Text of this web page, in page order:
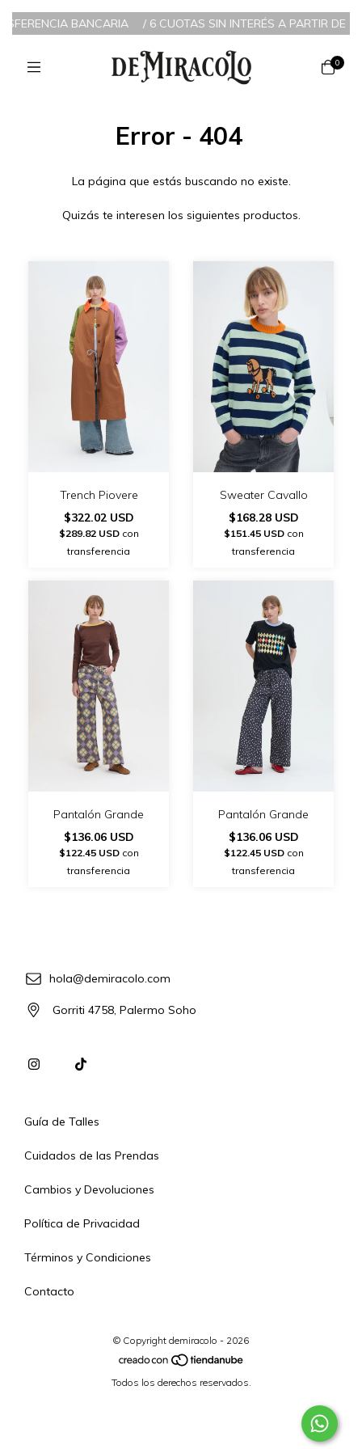
BANCARIA 6 CUOTAS SIN INTERÉS A PARTIR DE
0
Error - 404
La página que estás buscando no existe.
Quizás te interesen los siguientes productos.
Trench Piovere
$322.02 USD
$289.82 USDcon
transferencia
Sweater Cavallo
$168.28 USD
$151.45 USDcon
transferencia
Pantalón Grande
$136.06 USD
$122.45 USDcon
transferencia
Pantalón Grande
$136.06 USD
$122.45 USDcon
transferencia
hola@demiracolo.com
Gorriti 4758, Palermo Soho
Guía de Talles
Cuidados de las Prendas
Cambios y Devoluciones
Política de Privacidad
Términos y Condiciones
Contacto
© Copyright demiracolo - 2026
Todos los derechos reservados.